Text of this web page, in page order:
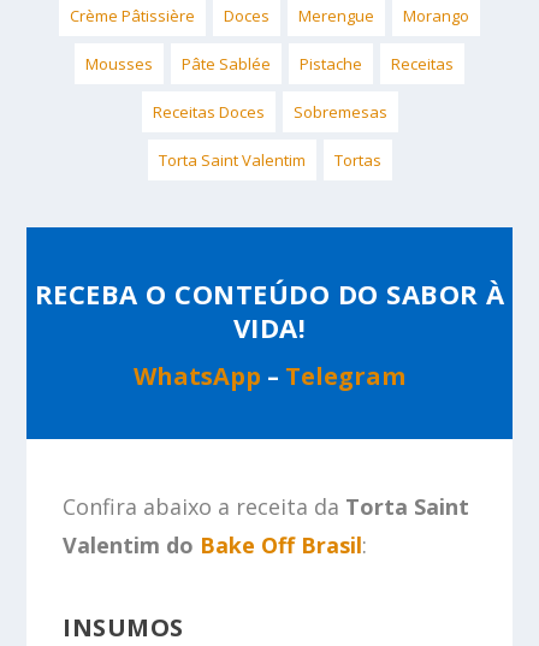
Crème Pâtissière Doces Merengue Morango
Mousses Pâte Sablée Pistache Receitas
Receitas Doces Sobremesas
Torta Saint Valentim Tortas
RECEBA O CONTEÚDO DO SABOR À
VIDA!
WhatsApp – Telegram
Confira abaixo a receita da Torta Saint
Valentim do Bake Off Brasil:
INSUMOS